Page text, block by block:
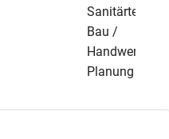
Sanitärtechnik
Bau /
Handwerk &
Planung